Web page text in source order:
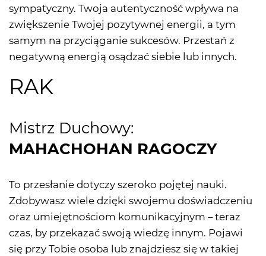
sympatyczny. Twoja autentyczność wpływa na
zwiększenie Twojej pozytywnej energii, a tym
samym na przyciąganie sukcesów. Przestań z
negatywną energią osądzać siebie lub innych.
RAK
Mistrz Duchowy:
MAHACHOHAN RAGOCZY
To przesłanie dotyczy szeroko pojętej nauki.
Zdobywasz wiele dzięki swojemu doświadczeniu
oraz umiejętnościom komunikacyjnym – teraz
czas, by przekazać swoją wiedzę innym. Pojawi
się przy Tobie osoba lub znajdziesz się w takiej